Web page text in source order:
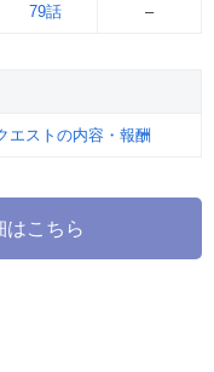
79話 –
エストの内容・報酬
こちら